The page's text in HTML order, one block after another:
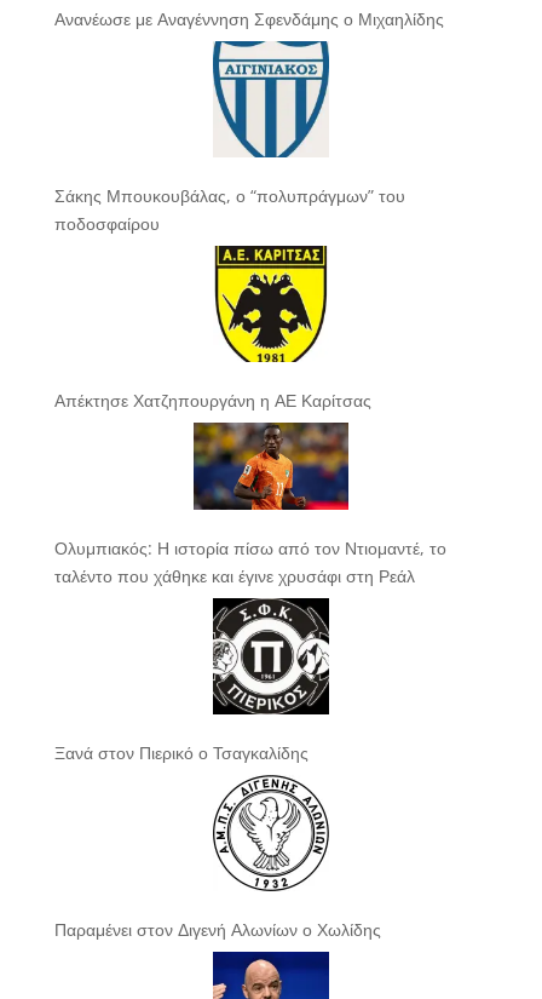
Ανανέωσε με Αναγέννηση Σφενδάμης ο Μιχαηλίδης
Σάκης Μπουκουβάλας, ο “πολυπράγμων” του
ποδοσφαίρου
Απέκτησε Χατζηπουργάνη η ΑΕ Καρίτσας
Ολυμπιακός: Η ιστορία πίσω από τον Ντιομαντέ, το
ταλέντο που χάθηκε και έγινε χρυσάφι στη Ρεάλ
Ξανά στον Πιερικό ο Τσαγκαλίδης
Παραμένει στον Διγενή Αλωνίων ο Χωλίδης